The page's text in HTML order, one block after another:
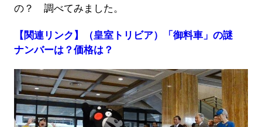
の？ 調べてみました。
【関連リンク】（皇室トリビア）「御料車」の謎
ナンバーは？価格は？